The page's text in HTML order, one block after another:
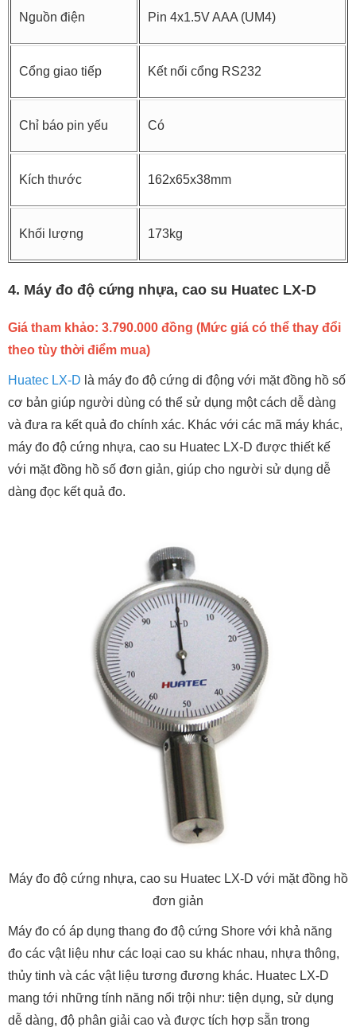
Nguồn điện Pin 4x1.5V AAA (UM4)
Cổng giao tiếp Kết nối cổng RS232
Chỉ báo pin yếu Có
Kích thước 162x65x38mm
Khối lượng 173kg
4. Máy đo độ cứng nhựa, cao su Huatec LX-D
Giá tham khảo: 3.790.000 đồng (Mức giá có thể thay đổi
theo tùy thời điểm mua)
Huatec LX-D là máy đo độ cứng di động với mặt đồng hồ số
cơ bản giúp người dùng có thể sử dụng một cách dễ dàng
và đưa ra kết quả đo chính xác. Khác với các mã máy khác,
máy đo độ cứng nhựa, cao su Huatec LX-D được thiết kế
với mặt đồng hồ số đơn giản, giúp cho người sử dụng dễ
dàng đọc kết quả đo.
Máy đo độ cứng nhựa, cao su Huatec LX-D với mặt đồng hồ
đơn giản
Máy đo có áp dụng thang đo độ cứng Shore với khả năng
đo các vật liệu như các loại cao su khác nhau, nhựa thông,
thủy tinh và các vật liệu tương đương khác. Huatec LX-D
mang tới những tính năng nổi trội như: tiện dụng, sử dụng
dễ dàng, độ phân giải cao và được tích hợp sẵn trong